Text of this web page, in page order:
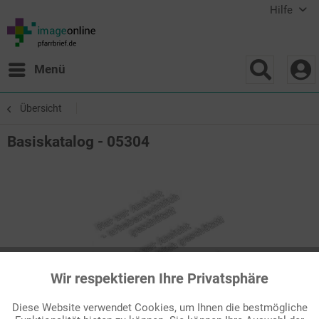
Hilfe
Menü
Übersicht
Basiskatalog - 05304
Funktionale Aktiv
Wir respektieren Ihre Privatsphäre
Diese Website verwendet Cookies, um Ihnen die bestmögliche